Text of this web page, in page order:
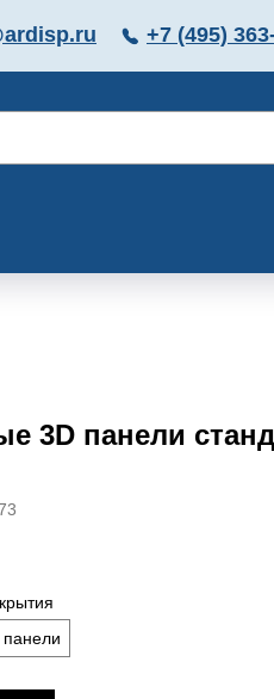
+7 (495)
3D панели